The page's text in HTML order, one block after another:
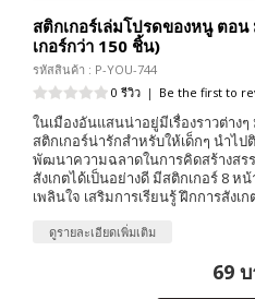
สติกเกอร์เล่มโปรดของหนู ตอ
เกอร์กว่า 150 ชิ้น)
รหัสสินค้า : P-YOU-744
0 รีวิว | Be the first to
ในเมืองอันแสนน่าอยู่มีเรื่องราวต่าง
สติกเกอร์น่ารักสำหรับให้เด็กๆ นำไ
พัฒนาความฉลาดในการคิดสร้างสร
สังเกตได้เป็นอย่างดี มีสติกเกอร์ 8
เพลินใจ เสริมการเรียนรู้ ฝึกการสังเก
ดูรายละเอียดเพิ่มเติม
69